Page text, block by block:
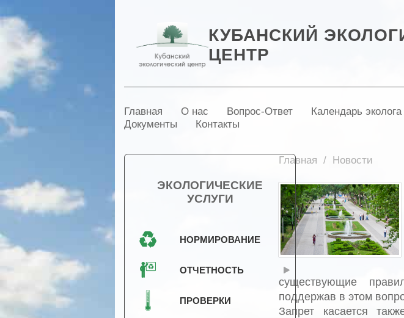
КУБАНСКИЙ
ЦЕНТР
Главная О нас Вопрос-Ответ Календарь эколога
Документы
Контакты
Главная Новости
существующие
поддержав в этом
Запрет касается
ЭКОЛОГИЧЕСКИЕ
УСЛУГИ
НОРМИРОВАНИЕ
ОТЧЕТНОСТЬ
ПРОВЕРКИ